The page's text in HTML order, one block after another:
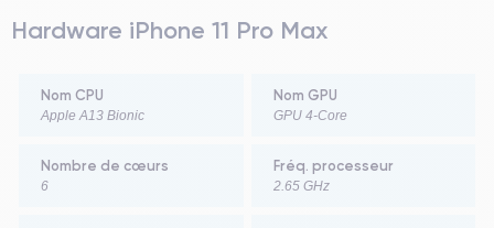
Hardware iPhone 11 Pro Max
Nom CPU
Apple A13 Bionic
Nom GPU
GPU 4-Core
Nombre de cœurs
6
Fréq. processeur
2.65 GHz